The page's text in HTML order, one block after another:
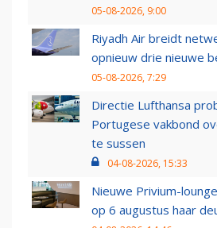
05-08-2026, 9:00
Riyadh Air breidt
opnieuw drie nieuwe
05-08-2026, 7:29
Directie Lufthansa
Portugese vakbond
te sussen
04-08-2026, 15:33
Nieuwe Privium-
op 6 augustus haar